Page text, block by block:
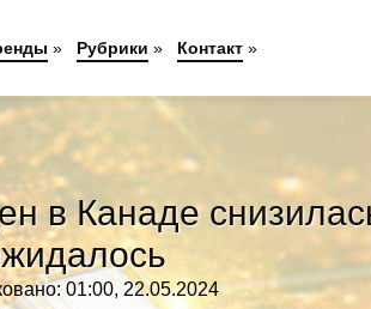
в Канаде
01:00, 22.05.2024
» Рубрики » Контакт»